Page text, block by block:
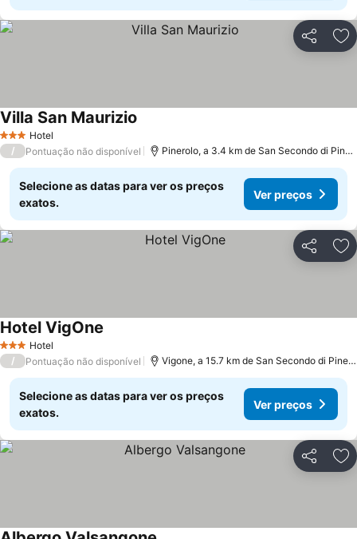
Partilhar
3 EstrelasHotel
Villa San Maurizio
/ Pontuação não disponível Pinerolo, a 3.4 km de San Secondo di Pinerolo
Selecione as datas para ver os preços
exatos.
Ver preços
Partilhar
3 EstrelasHotel
Hotel VigOne
/ Pontuação não disponível Vigone, a 15.7 km de San Secondo di Pinerolo
Selecione as datas para ver os preços
exatos.
Ver preços
Partilhar